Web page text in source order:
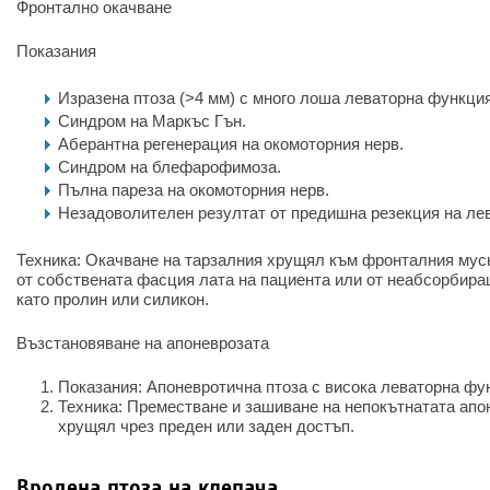
Фронтално окачване
Показания
Изразена птоза (>4 мм) с много лоша леваторна
Синдром на Маркъс Гън.
Аберантна регенерация на окомоторния нерв.
Синдром на блефарофимоза.
Пълна пареза на окомоторния нерв.
Незадоволителен резултат от предишна резекция на
Техника: Окачване на тарзалния хрущял към фронталния
от собствената фасция лата на пациента или от
като пролин или силикон.
Възстановяване на апоневрозата
Показания: Апоневротична птоза с висока леваторна
Техника: Преместване и зашиване на непокътнатата
хрущял чрез преден или заден достъп.